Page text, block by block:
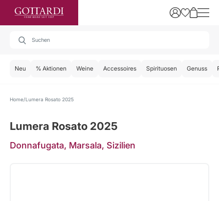
Neu % Aktionen Weine Accessoires Spirituosen Genuss
Home Lumera Rosato 2025
Lumera Rosato 2025
Donnafugata, Marsala, Sizilien